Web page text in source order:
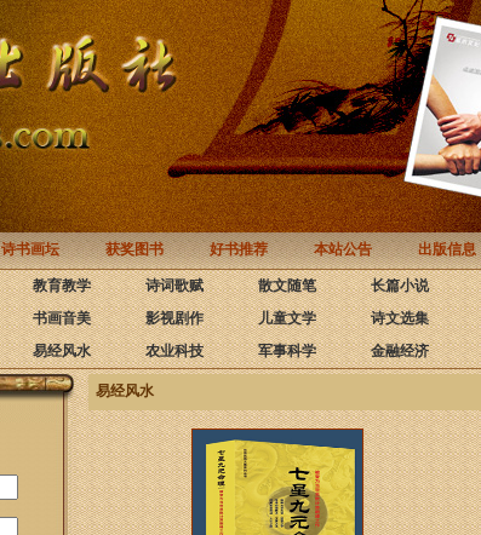
诗书画坛 获奖图书 好书推荐 本站公告 出版信息
教育教学 诗词歌赋 散文随笔 长篇小说
书画音美 影视剧作 儿童文学 诗文选集
易经风水 农业科技 军事科学 金融经济
易经风水